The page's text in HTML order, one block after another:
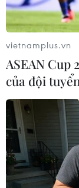
vietnamplus.vn
ASEAN Cup
của đội